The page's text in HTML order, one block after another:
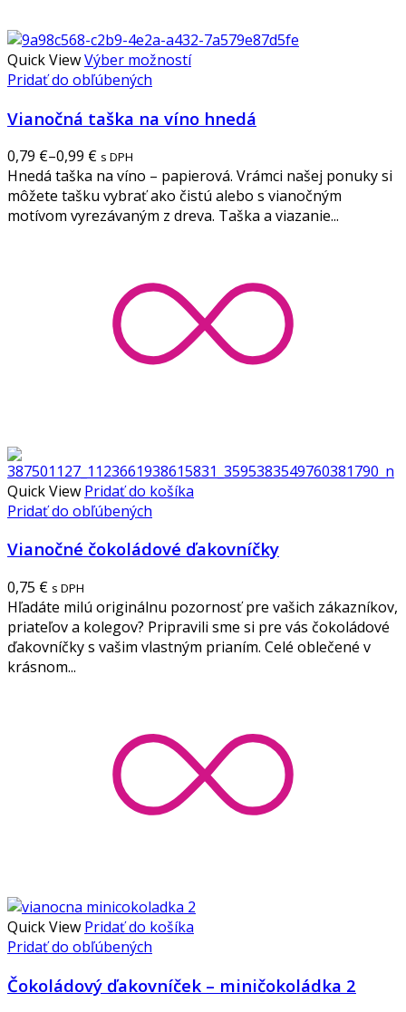
Quick ViewVýber možností
Pridať do obľúbených
Vianočná taška na víno hnedá
0,79 €–0,99 € s DPH
Hnedá taška na víno – papierová. Vrámci našej ponuky si
môžete tašku vybrať ako čistú alebo s vianočným
motívom vyrezávaným z dreva. Taška a viazanie...
Quick View Pridať do košíka
Pridať do obľúbených
Vianočné čokoládové ďakovníčky
0,75 € s DPH
Hľadáte milú originálnu pozornosť pre vašich zákazníkov,
priateľov a kolegov? Pripravili sme si pre vás čokoládové
ďakovníčky s vašim vlastným prianím. Celé oblečené v
krásnom...
Quick View Pridať do košíka
Pridať do obľúbených
Čokoládový ďakovníček – miničokoládka 2